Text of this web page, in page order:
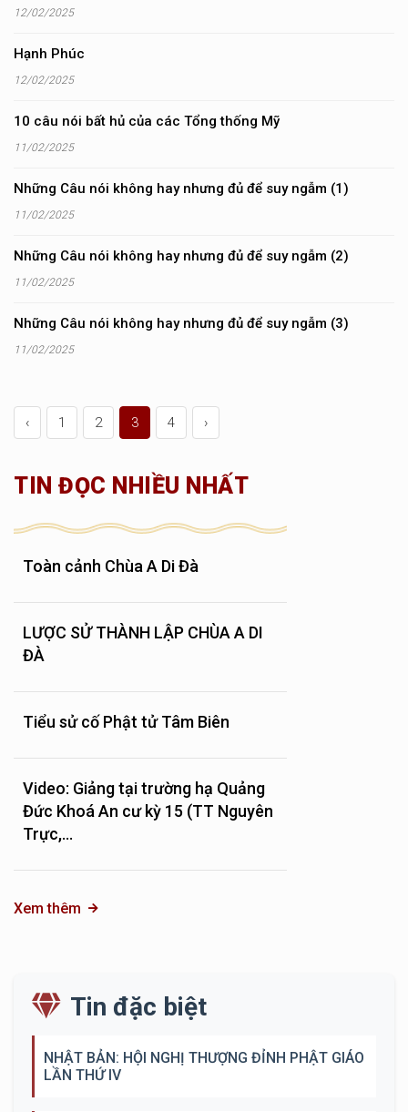
12/02/2025
Hạnh Phúc
12/02/2025
10 câu nói bất hủ của các Tổng thống Mỹ
11/02/2025
Những Câu nói không hay nhưng đủ để suy ngẫm (1)
11/02/2025
Những Câu nói không hay nhưng đủ để suy ngẫm (2)
11/02/2025
Những Câu nói không hay nhưng đủ để suy ngẫm (3)
11/02/2025
‹ 1 2 3 4 ›
TIN ĐỌC NHIỀU NHẤT
Toàn cảnh Chùa A Di Đà
LƯỢC SỬ THÀNH LẬP CHÙA A DI
ĐÀ
Tiểu sử cố Phật tử Tâm Biên
Video: Giảng tại trường hạ Quảng
Đức Khoá An cư kỳ 15 (TT Nguyên
Trực,...
Xem thêm
Tin đặc biệt
NHẬT BẢN: HỘI NGHỊ THƯỢNG ĐỈNH PHẬT GIÁO
LẦN THỨ IV